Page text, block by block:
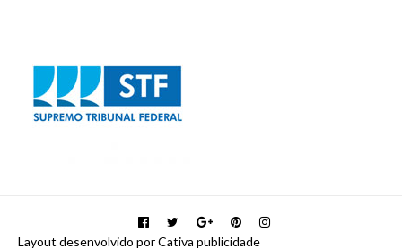
Layout desenvolvido por Cativa publicidade